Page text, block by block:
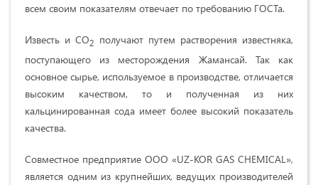
всем своим показателям отвечает по требованию ГОСТа.
Известь и CO2 получают путем растворения известняка,
поступающего из месторождения Жамансай. Так как
основное сырье, используемое в производстве, отличается
высоким качеством, то и полученная из них
кальцинированная сода имеет более высокий показатель
качества.
Совместное предприятие ООО «UZ-KOR GAS CHEMICAL»,
является одним из крупнейших, ведущих производителей